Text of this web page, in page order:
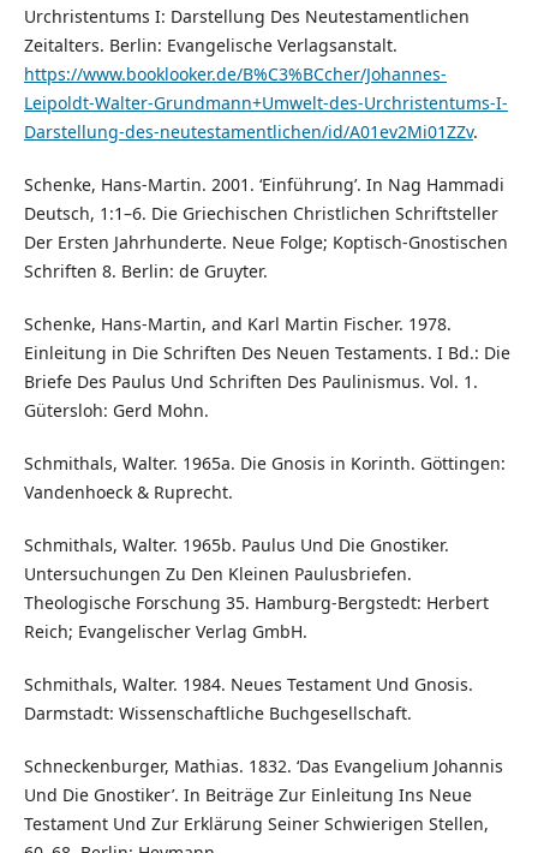
Urchristentums I: Darstellung Des Neutestamentlichen
Zeitalters. Berlin: Evangelische Verlagsanstalt.
https://www.booklooker.de/B%C3%BCcher/Johannes-
Leipoldt-Walter-Grundmann+Umwelt-des-Urchristentums-I-
Darstellung-des-neutestamentlichen/id/A01ev2Mi01ZZv.
Schenke, Hans-Martin. 2001. ‘Einführung’. In Nag Hammadi
Deutsch, 1:1–6. Die Griechischen Christlichen Schriftsteller
Der Ersten Jahrhunderte. Neue Folge; Koptisch-Gnostischen
Schriften 8. Berlin: de Gruyter.
Schenke, Hans-Martin, and Karl Martin Fischer. 1978.
Einleitung in Die Schriften Des Neuen Testaments. I Bd.: Die
Briefe Des Paulus Und Schriften Des Paulinismus. Vol. 1.
Gütersloh: Gerd Mohn.
Schmithals, Walter. 1965a. Die Gnosis in Korinth. Göttingen:
Vandenhoeck & Ruprecht.
Schmithals, Walter. 1965b. Paulus Und Die Gnostiker.
Untersuchungen Zu Den Kleinen Paulusbriefen.
Theologische Forschung 35. Hamburg-Bergstedt: Herbert
Reich; Evangelischer Verlag GmbH.
Schmithals, Walter. 1984. Neues Testament Und Gnosis.
Darmstadt: Wissenschaftliche Buchgesellschaft.
Schneckenburger, Mathias. 1832. ‘Das Evangelium Johannis
Und Die Gnostiker’. In Beiträge Zur Einleitung Ins Neue
Testament Und Zur Erklärung Seiner Schwierigen Stellen,